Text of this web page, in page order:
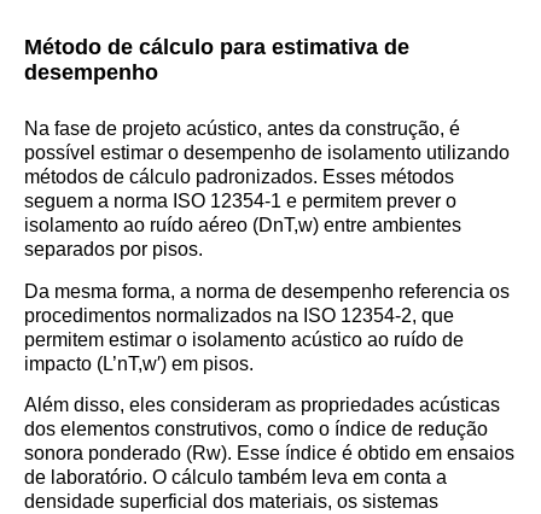
Método de cálculo para estimativa de
desempenho
Na fase de projeto acústico, antes da construção, é
possível estimar o desempenho de isolamento utilizando
métodos de cálculo padronizados. Esses métodos
seguem a norma ISO 12354-1 e permitem prever o
isolamento ao ruído aéreo (DnT,w) entre ambientes
separados por pisos.
Da mesma forma, a norma de desempenho referencia os
procedimentos normalizados na ISO 12354-2, que
permitem estimar o isolamento acústico ao ruído de
impacto (L’nT,w′​) em pisos.
Além disso, eles consideram as propriedades acústicas
dos elementos construtivos, como o índice de redução
sonora ponderado (Rw). Esse índice é obtido em ensaios
de laboratório. O cálculo também leva em conta a
densidade superficial dos materiais, os sistemas